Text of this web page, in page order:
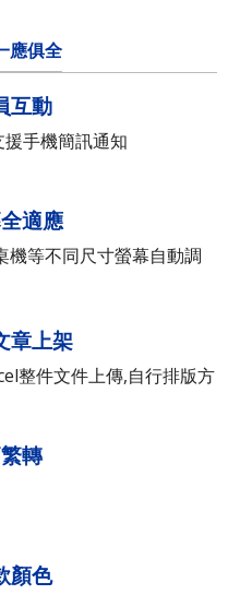
應俱全
互動
手機簡訊通知
適應
等不同尺寸螢幕自動調
章上架
整件文件上傳,自行排版方
轉
顏色